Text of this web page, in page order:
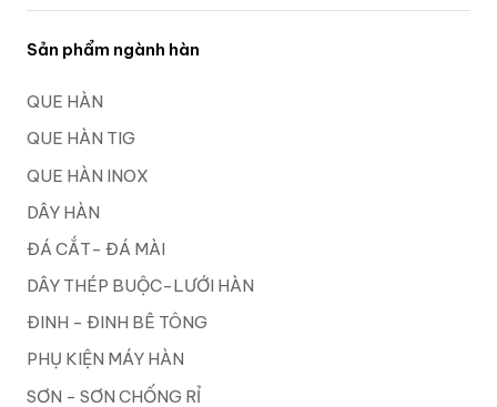
Sản phẩm ngành hàn
QUE HÀN
QUE HÀN TIG
QUE HÀN INOX
DÂY HÀN
ĐÁ CẮT- ĐÁ MÀI
DÂY THÉP BUỘC-LƯỚI HÀN
ĐINH - ĐINH BÊ TÔNG
PHỤ KIỆN MÁY HÀN
SƠN - SƠN CHỐNG RỈ